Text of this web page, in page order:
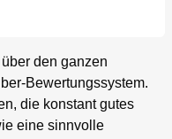
den ganzen
Bewertungssystem.
die konstant gutes
eine sinnvolle